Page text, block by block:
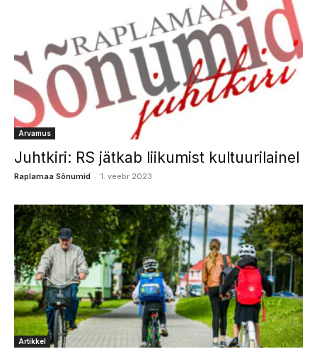
Arvamus
Juhtkiri: RS jätkab liikumist kultuurilainel
Raplamaa Sõnumid - 1. veebr 2023
Artikkel